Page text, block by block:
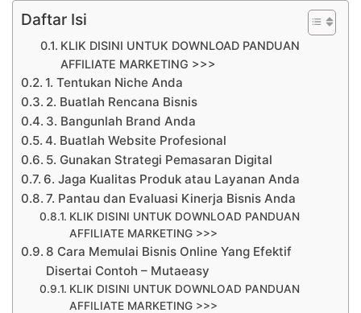
Daftar Isi
KLIK DISINI UNTUK DOWNLOAD PANDUAN
AFFILIATE MARKETING >>>
1. Tentukan Niche Anda
2. Buatlah Rencana Bisnis
3. Bangunlah Brand Anda
4. Buatlah Website Profesional
5. Gunakan Strategi Pemasaran Digital
6. Jaga Kualitas Produk atau Layanan Anda
7. Pantau dan Evaluasi Kinerja Bisnis Anda
KLIK DISINI UNTUK DOWNLOAD PANDUAN
AFFILIATE MARKETING >>>
8 Cara Memulai Bisnis Online Yang Efektif
Disertai Contoh – Mutaeasy
KLIK DISINI UNTUK DOWNLOAD PANDUAN
AFFILIATE MARKETING >>>